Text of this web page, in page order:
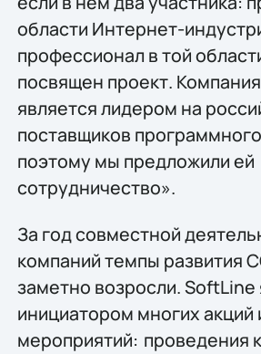
области Интернет-
профессионал в той
посвящен проект.
является лидером на
поставщиков
поэтому мы предложили ей
сотрудничество».
За год совместной
компаний темпы развития
заметно возросли. SoftLine
инициатором многих акций
мероприятий: проведения